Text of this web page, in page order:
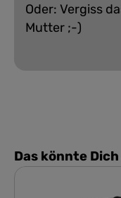
Oder: Vergiss
Mutter ;-)
Das könnte